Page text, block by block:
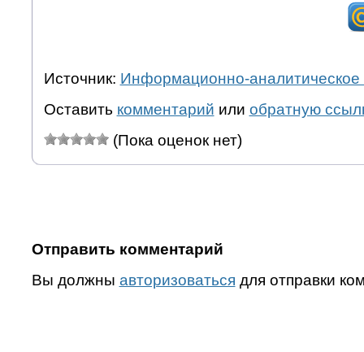
Источник: Информационно-аналитическое
Оставить комментарий или обратную
(Пока оценок нет)
Отправить комментарий
Вы должны авторизоваться для отправки